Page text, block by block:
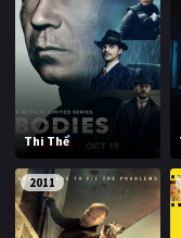
Thi Thể
2011